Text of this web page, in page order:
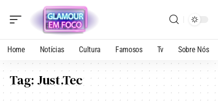
Home Notícias Cultura Famosos Tv Sobre Nós
Tag: Just.Tec